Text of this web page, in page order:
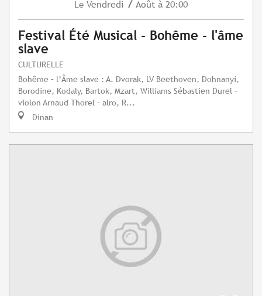
Le Vendredi 7 Août à 20:00
Festival Été Musical - Bohême - l'âme
slave
CULTURELLE
Bohême – l’Âme slave : A. Dvorak, LV Beethoven, Dohnanyi,
Borodine, Kodaly, Bartok, Mzart, Williams Sébastien Durel –
violon Arnaud Thorel – alro, R...
Dinan